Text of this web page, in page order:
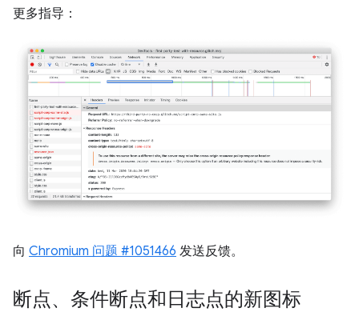
更多指导：
向 Chromium 问题 #1051466 发送反馈。
断点、条件断点和日志点的新图标